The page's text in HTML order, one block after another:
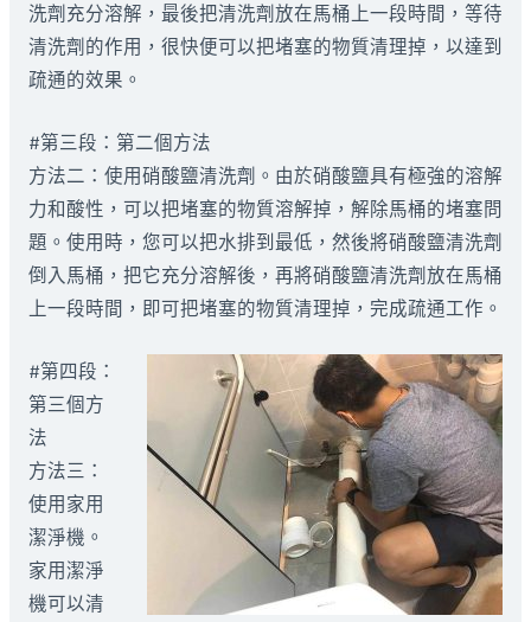
洗劑充分溶解，最後把清洗劑放在馬桶上一段時間，等待
清洗劑的作用，很快便可以把堵塞的物質清理掉，以達到
疏通的效果。
#第三段：第二個方法
方法二：使用硝酸鹽清洗劑。由於硝酸鹽具有極強的溶解
力和酸性，可以把堵塞的物質溶解掉，解除馬桶的堵塞問
題。使用時，您可以把水排到最低，然後將硝酸鹽清洗劑
倒入馬桶，把它充分溶解後，再將硝酸鹽清洗劑放在馬桶
上一段時間，即可把堵塞的物質清理掉，完成疏通工作。
#第四段：
第三個方
法
方法三：
使用家用
潔淨機。
家用潔淨
機可以清